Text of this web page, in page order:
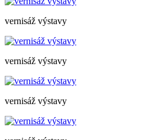
vernisáž výstavy
vernisáž výstavy
vernisáž výstavy